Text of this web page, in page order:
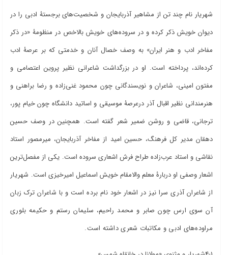
شهریار نام چند تن از مشاهیر آذربایجان و شخصیت‌های برجستۀ ادبی را در
دیوان خویش ذکر کرده و در سروده‌های خویش بالاخص در منظومۀ «در ذکر
مفاخر ادب و هنر ایران» به وصف خصال آنان و خدمتی که بر عرصۀ ادب
کرده‌اند، پرداخته است. او در بزرگداشت شاعرانی نظیر پروین اعتصامی و
مفتون امینی، شاعران و نویسندگانی چون محمود غنی‌زاده و رضا براهنی و
هنرمندانی نظیر اقبال آذر درعرصۀ موسیقی و اساتید دانشگاه چون خیام پور،
ترجانی، قاضی و روشن ضمیر شعر گفته است. همچنین در وصف حسین
دهقان مدیر کل فرهنگ، حسین امید از مفاخر آذربایجان، میرمصور استاد
نقاشی و استاد عرب‌زاده طراح فرش اشعاری سروده است. یکی از مفصل‌ترین
اشعار وصفی او دربارۀ معلم والامقام خویش اسماعیل امیرخیزی است. شهریار
از شاعران آذری سرا نیز در اشعار خود نام برده است و با شاعران ترک زبان
آن سوی ارس چون صابر و محمد راحیم، سلیمان رستم و حکیمه بلوری
مراوده‌های ادبی و مکاتبات شعری داشته است.